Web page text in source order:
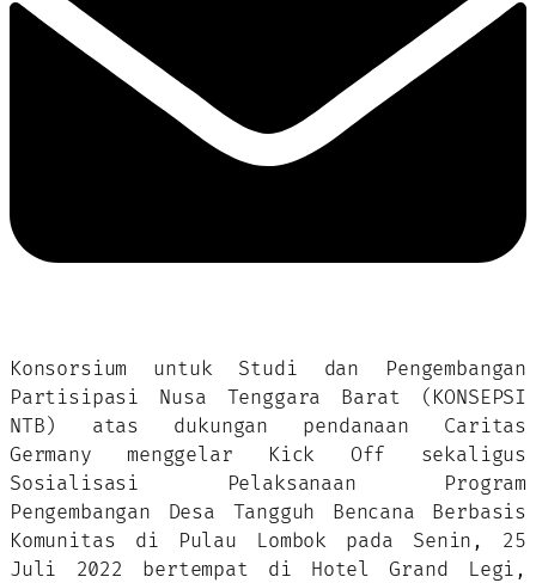
Konsorsium untuk Studi dan Pengembangan
Partisipasi Nusa Tenggara Barat (KONSEPSI
NTB) atas dukungan pendanaan Caritas
Germany menggelar Kick Off sekaligus
Sosialisasi Pelaksanaan Program
Pengembangan Desa Tangguh Bencana Berbasis
Komunitas di Pulau Lombok pada Senin, 25
Juli 2022 bertempat di Hotel Grand Legi,